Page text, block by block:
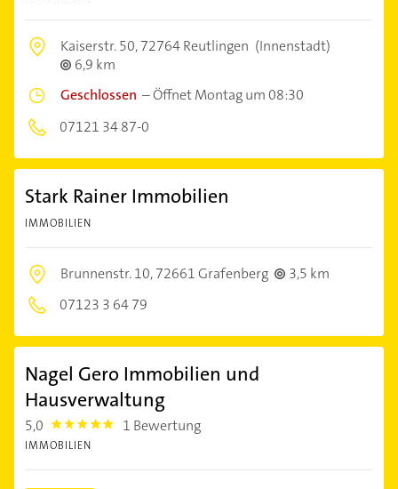
Kaiserstr. 50,72764 Reutlingen (Innenstadt)
6,9 km
Geschlossen –Öffnet Montag um 08:30
07121 34 87-0
Stark Rainer Immobilien
IMMOBILIEN
Brunnenstr. 10,72661 Grafenberg
3,5 km
07123 3 64 79
Nagel Gero Immobilien und
Hausverwaltung
5,0 5.0 1 Bewertung
IMMOBILIEN